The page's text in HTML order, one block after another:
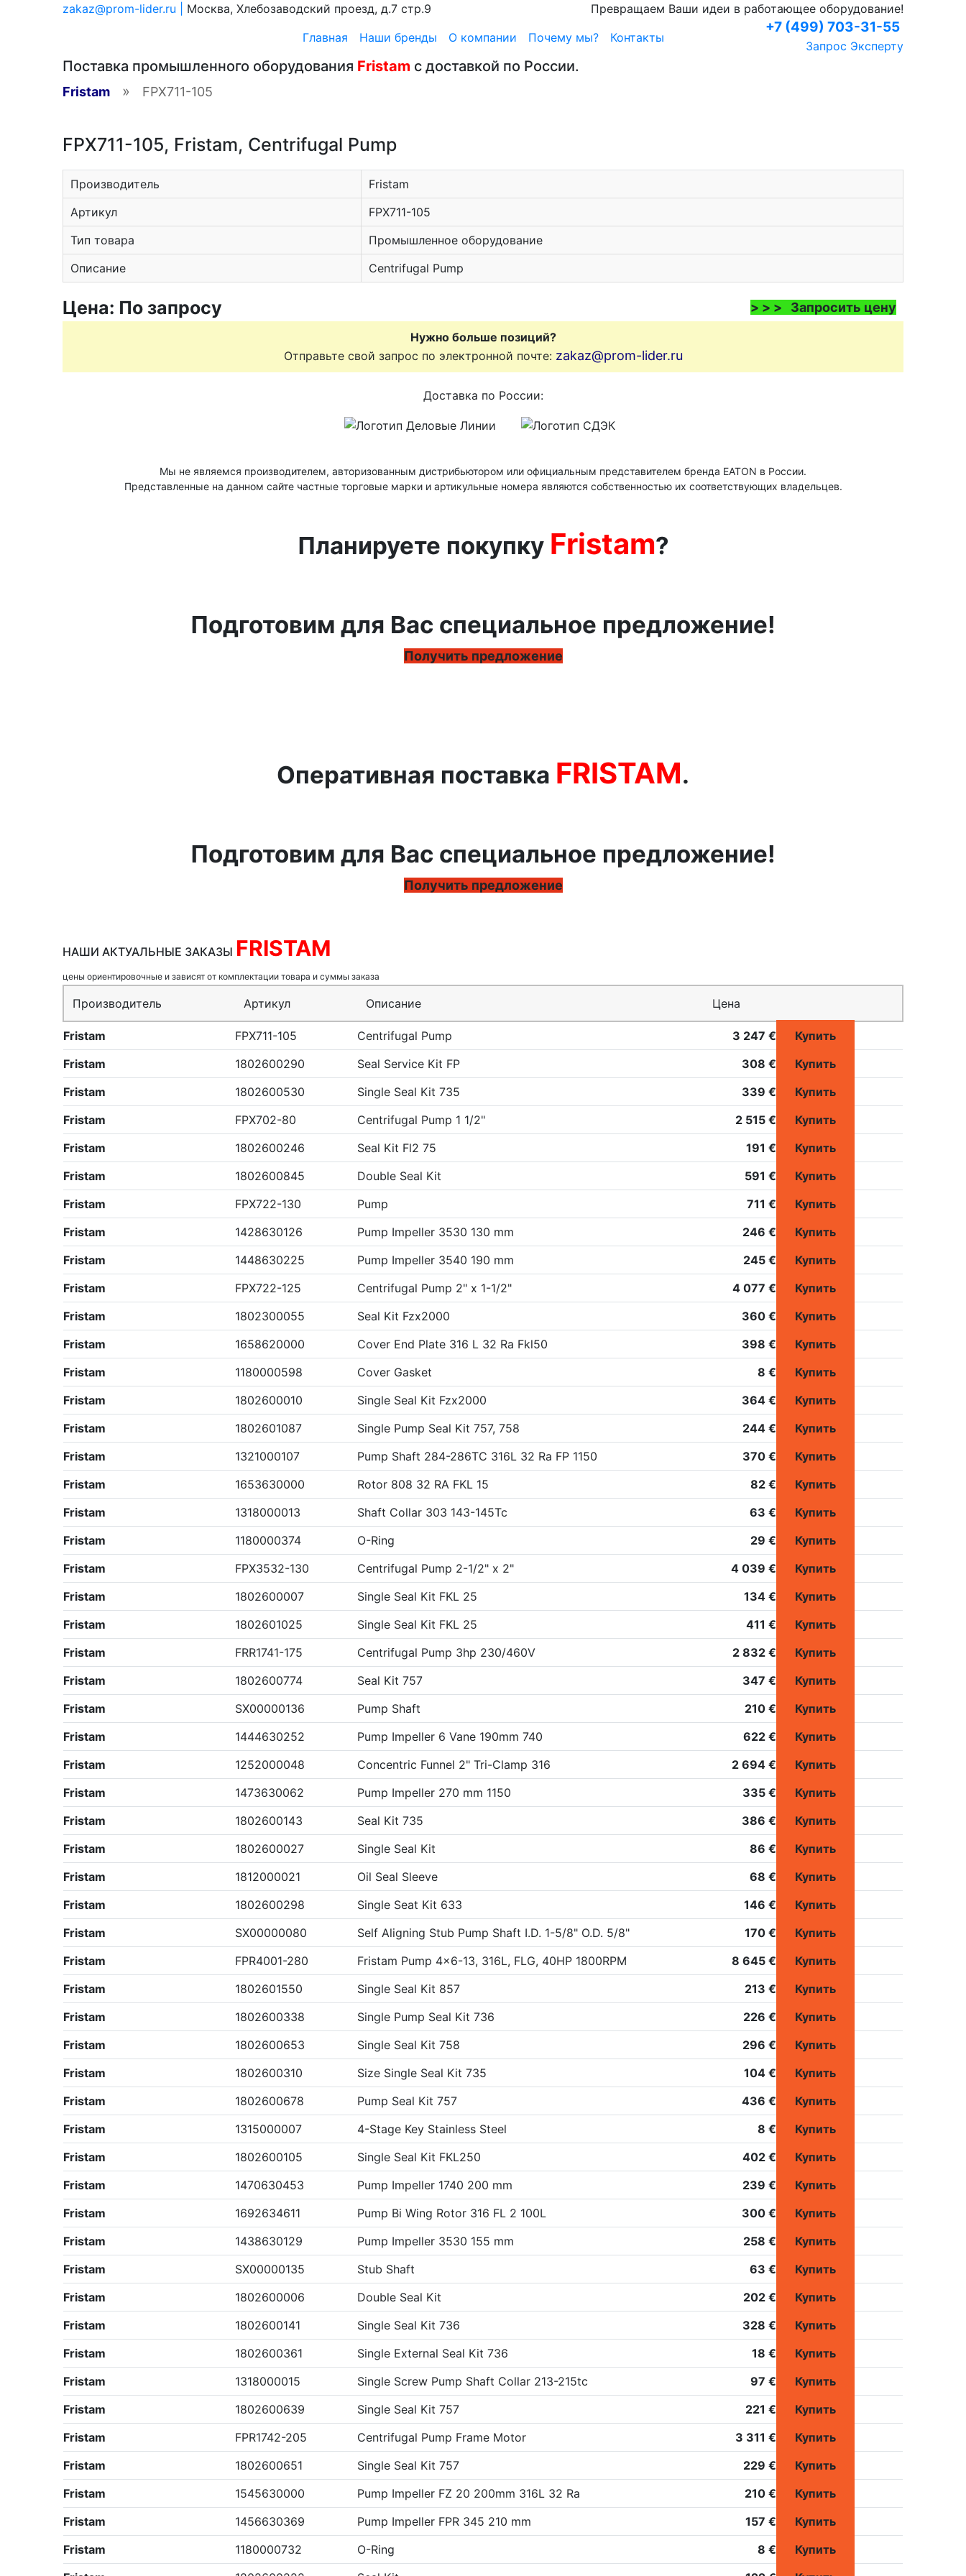
zakaz@prom-lider.ru | Москва, Хлебозаводский проезд, д.7 стр.9
Превращаем Ваши идеи в работающее оборудование!
Главная
Наши бренды О компании Почему мы? Контакты
+7 (499) 703-31-55
Запрос Эксперту
Поставка промышленного оборудования Fristam с доставкой по России.
Fristam » FPX711-105
FPX711-105, Fristam, Centrifugal Pump
Производитель
Fristam
Артикул
FPX711-105
Тип товара
Промышленное оборудование
Описание
Centrifugal Pump
Цена: По запросу > > > Запросить цену
Нужно больше позиций?
Отправьте свой запрос по электронной почте: zakaz@prom-lider.ru
Доставка по России:
Мы не являемся производителем, авторизованным дистрибьютором или официальным представителем бренда ЕАТОN в России.
Представленные на данном сайте частные торговые марки и артикульные номера являются собственностью их соответствующих владельцев.
Планируете покупку Fristam?
Подготовим для Вас специальное предложение!
Получить предложение
Оперативная поставка FRISTAM.
Подготовим для Вас специальное предложение!
Получить предложение
НАШИ АКТУАЛЬНЫЕ ЗАКАЗЫ FRISTAM
цены ориентировочные и зависят от комплектации товара и суммы заказа
Производитель Артикул Описание Цена
Fristam FPX711-105 Centrifugal Pump 3 247 €
Купить
Fristam
1802600290 Seal Service Kit FP 308 €
Купить
Fristam
1802600530 Single Seal Kit 735 339 €
Купить
Fristam
FPX702-80 Centrifugal Pump 1 1/2" 2 515 €
Купить
Fristam
1802600246 Seal Kit Fl2 75 191 €
Купить
Fristam
1802600845 Double Seal Kit 591 €
Купить
Fristam
FPX722-130 Pump 711 €
Купить
Fristam
1428630126 Pump Impeller 3530 130 mm 246 €
Купить
Fristam
1448630225 Pump Impeller 3540 190 mm 245 €
Купить
Fristam
FPX722-125 Centrifugal Pump 2" x 1-1/2" 4 077 €
Купить
Fristam
1802300055 Seal Kit Fzx2000 360 €
Купить
Fristam
1658620000 Cover End Plate 316 L 32 Ra Fkl50 398 €
Купить
Fristam
1180000598 Cover Gasket 8 €
Купить
Fristam
1802600010 Single Seal Kit Fzx2000 364 €
Купить
Fristam
1802601087 Single Pump Seal Kit 757, 758 244 €
Купить
Fristam
1321000107 Pump Shaft 284-286TC 316L 32 Ra FP 1150 370 €
Купить
Fristam
1653630000 Rotor 808 32 RA FKL 15 82 €
Купить
Fristam
1318000013 Shaft Collar 303 143-145Tc 63 €
Купить
Fristam
1180000374 O-Ring 29 €
Купить
Fristam
FPX3532-130 Centrifugal Pump 2-1/2" x 2" 4 039 €
Купить
Fristam
1802600007 Single Seal Kit FKL 25 134 €
Купить
Fristam
1802601025 Single Seal Kit FKL 25 411 €
Купить
Fristam
FRR1741-175 Centrifugal Pump 3hp 230/460V 2 832 €
Купить
Fristam
1802600774 Seal Kit 757 347 €
Купить
Fristam
SX00000136 Pump Shaft 210 €
Купить
Fristam
1444630252 Pump Impeller 6 Vane 190mm 740 622 €
Купить
Fristam
1252000048 Concentric Funnel 2" Tri-Clamp 316 2 694 €
Купить
Fristam
1473630062 Pump Impeller 270 mm 1150 335 €
Купить
Fristam
1802600143 Seal Kit 735 386 €
Купить
Fristam
1802600027 Single Seal Kit 86 €
Купить
Fristam
1812000021 Oil Seal Sleeve 68 €
Купить
Fristam
1802600298 Single Seat Kit 633 146 €
Купить
Fristam
SX00000080 Self Aligning Stub Pump Shaft I.D. 1-5/8" O.D. 5/8" 170 €
Купить
Fristam
FPR4001-280 Fristam Pump 4x6-13, 316L, FLG, 40HP 1800RPM 8 645 €
Купить
Fristam
1802601550 Single Seal Kit 857 213 €
Купить
Fristam
1802600338 Single Pump Seal Kit 736 226 €
Купить
Fristam
1802600653 Single Seal Kit 758 296 €
Купить
Fristam
1802600310 Size Single Seal Kit 735 104 €
Купить
Fristam
1802600678 Pump Seal Kit 757 436 €
Купить
Fristam
1315000007 4-Stage Key Stainless Steel 8 €
Купить
Fristam
1802600105 Single Seal Kit FKL250 402 €
Купить
Fristam
1470630453 Pump Impeller 1740 200 mm 239 €
Купить
Fristam
1692634611 Pump Bi Wing Rotor 316 FL 2 100L 300 €
Купить
Fristam
1438630129 Pump Impeller 3530 155 mm 258 €
Купить
Fristam
SX00000135 Stub Shaft 63 €
Купить
Fristam
1802600006 Double Seal Kit 202 €
Купить
Fristam
1802600141 Single Seal Kit 736 328 €
Купить
Fristam
1802600361 Single External Seal Kit 736 18 €
Купить
Fristam
1318000015 Single Screw Pump Shaft Collar 213-215tc 97 €
Купить
Fristam
1802600639 Single Seal Kit 757 221 €
Купить
Fristam
FPR1742-205 Centrifugal Pump Frame Motor 3 311 €
Купить
Fristam
1802600651 Single Seal Kit 757 229 €
Купить
Fristam
1545630000 Pump Impeller FZ 20 200mm 316L 32 Ra 210 €
Купить
Fristam
1456630369 Pump Impeller FPR 345 210 mm 157 €
Купить
Fristam
1180000732 O-Ring 8 €
Купить